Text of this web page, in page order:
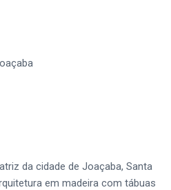
da cidade de Joaçaba, Santa
em madeira com tábuas